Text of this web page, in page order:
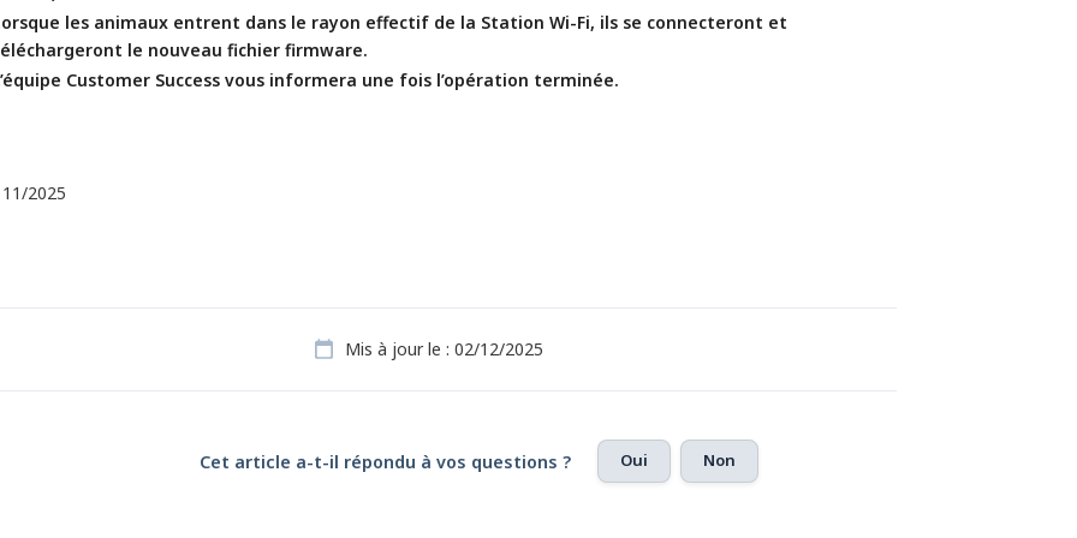
les animaux entrent dans le rayon effectif de la Station Wi-Fi, ils se connecteront et
le nouveau fichier firmware.
Customer Success vous informera une fois l’opération terminée.
2025
Mis à jour le : 02/12/2025
Cet article a-t-il répondu à vos questions ? Oui Non